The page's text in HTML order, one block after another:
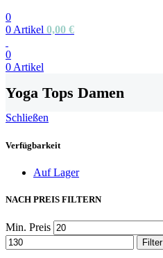
0
0 Artikel 0,00 €
0
0 Artikel
Yoga Tops Damen
Schließen
Verfügbarkeit
Auf Lager
NACH PREIS FILTERN
Min. Preis
Filter